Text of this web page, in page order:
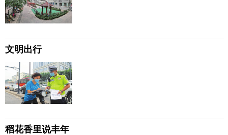
文明出行
稻花香里说丰年